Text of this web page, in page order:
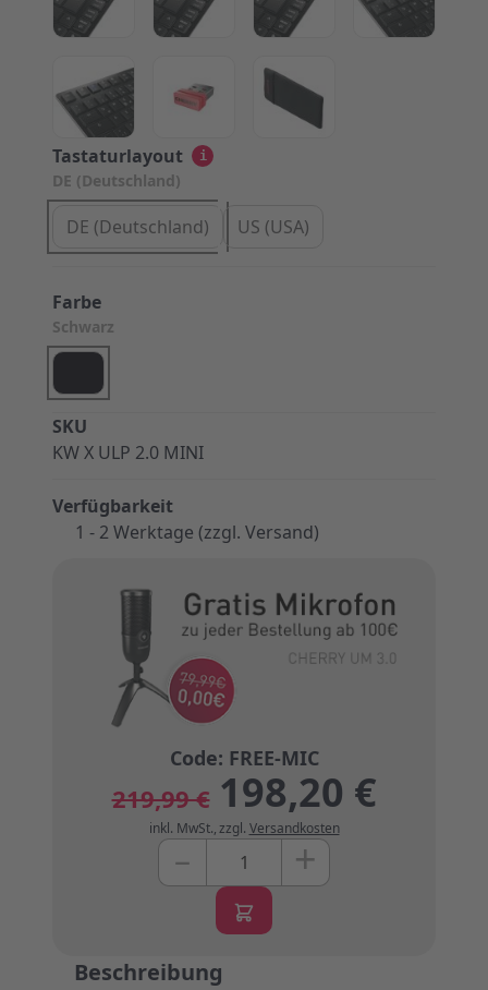
View larger imageView larger image
SKU
KW X ULP 2.0 MINI
Verfügbarkeit
1 - 2 Werktage (zzgl. Versand)
Tastaturlayout
DE (Deutschland)
i
DE (Deutschland) US (USA)
Farbe
Schwarz
219,99 € 198,20 €
inkl. MwSt.,zzgl. Versandkosten
Menge
– +
Beschreibung